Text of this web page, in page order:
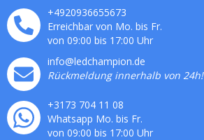
+4920936655673
Erreichbar von Mo. bis Fr.
von 09:00 bis 17:00 Uhr
info@ledchampion.de
Rückmeldung innerhalb von 24h!
+3173 704 11 08
Whatsapp Mo. bis Fr.
von 09:00 bis 17:00 Uhr